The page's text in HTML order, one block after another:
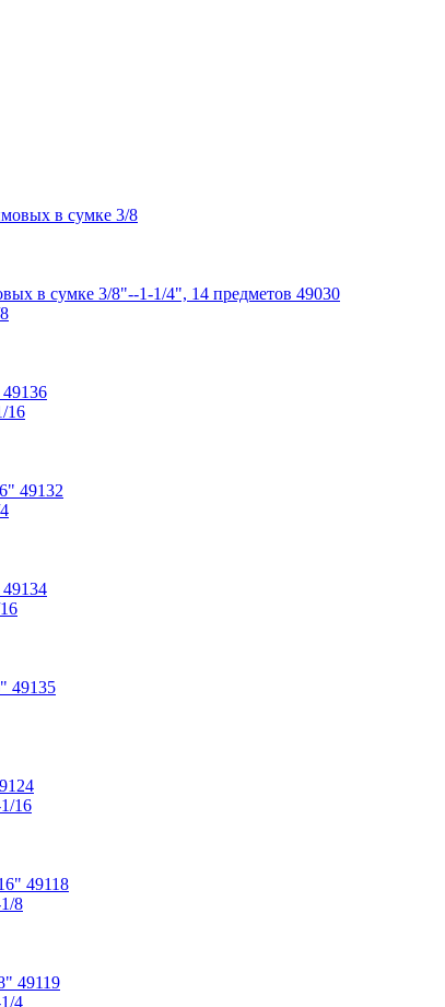
в сумке 3/8"--1-1/4", 14 предметов 49030
49132
49135
49118
49119